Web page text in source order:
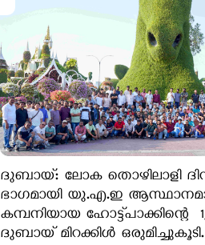
ദുബായ്: ലോക തൊഴിലാളി
ഭാഗമായി യു.എ.ഇ
കമ്പനിയായ ഹോട്ട്‌പാക്കിന്റെ
ദുബായ് മിറക്കിള്‍ ഒരുമിച്ചുകൂടി.